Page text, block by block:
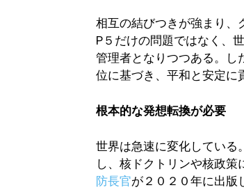
相互の結びつきが強まり、
P５だけの問題ではなく、
管理者となりつつある。し
位に基づき、平和と安定に
根本的な発想転換が必要
世界は急速に変化している
し、核ドクトリンや核政策
防長官が２０２０年に出版